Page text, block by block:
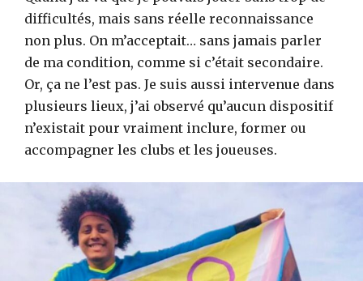
difficultés, mais sans réelle reconnaissance
non plus. On m’acceptait… sans jamais parler
de ma condition, comme si c’était secondaire.
Or, ça ne l’est pas. Je suis aussi intervenue dans
plusieurs lieux, j’ai observé qu’aucun dispositif
n’existait pour vraiment inclure, former ou
accompagner les clubs et les joueuses.